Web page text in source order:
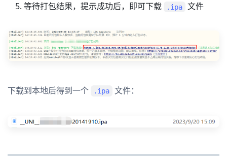
等待打包结果，提示成功后，即可下载 .ipa 文件
下载到本地后得到一个 .ipa 文件：